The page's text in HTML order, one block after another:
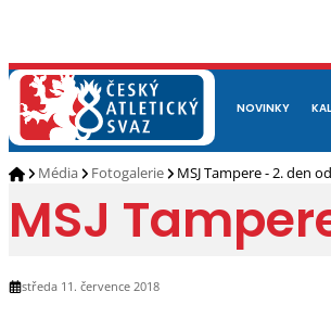
NOVINKY
O NÁS
Média Fotogalerie MSJ Tampere - 2. den
MSJ
středa 11. července 2018